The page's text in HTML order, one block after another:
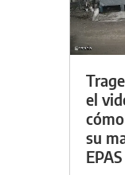
el
su
EPAS